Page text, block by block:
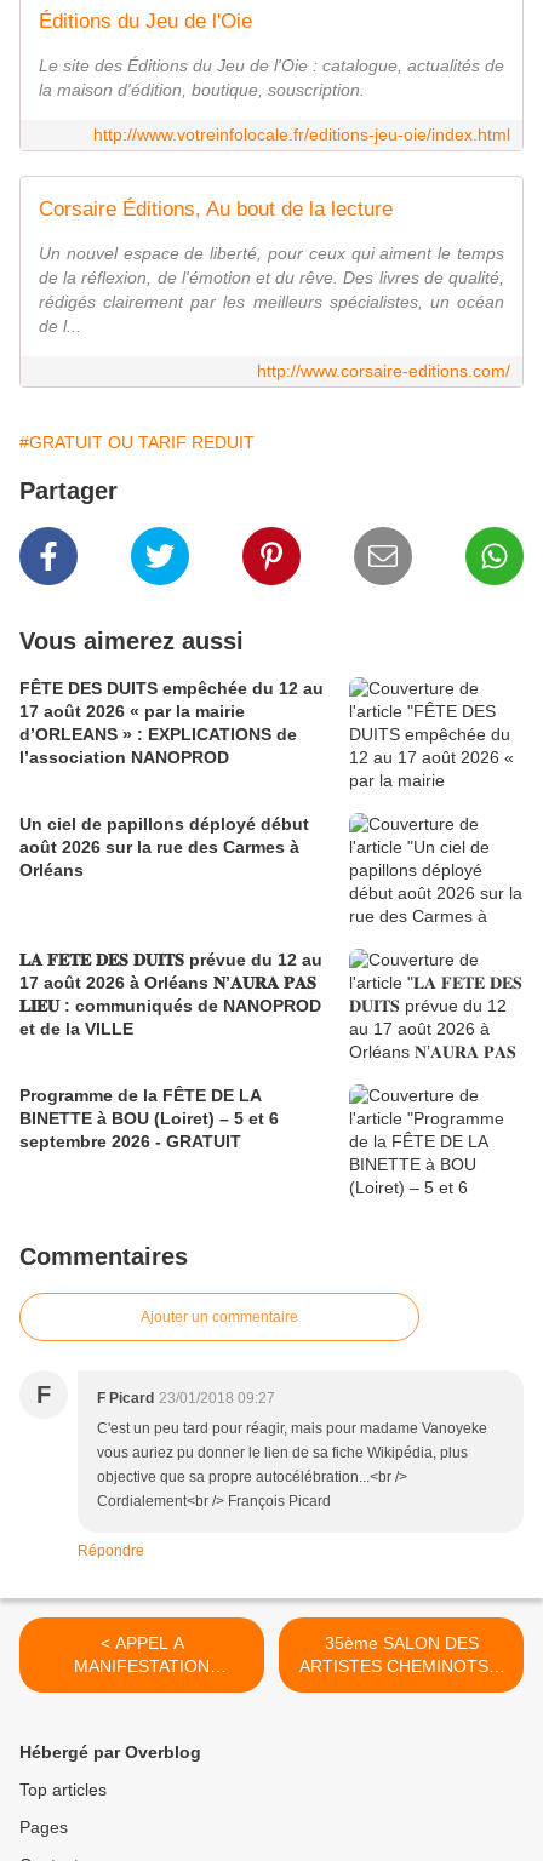
Éditions du Jeu de l'Oie
Le site des Éditions du Jeu de l'Oie : catalogue, actualités de
la maison d'édition, boutique, souscription.
http://www.votreinfolocale.fr/editions-jeu-oie/index.html
Corsaire Éditions, Au bout de la lecture
Un nouvel espace de liberté, pour ceux qui aiment le temps
de la réflexion, de l'émotion et du rêve. Des livres de qualité,
rédigés clairement par les meilleurs spécialistes, un océan
de l...
http://www.corsaire-editions.com/
#GRATUIT OU TARIF REDUIT
Partager
Vous aimerez aussi
FÊTE DES DUITS empêchée du 12 au
17 août 2026 « par la mairie
d’ORLEANS » : EXPLICATIONS de
l’association NANOPROD
Un ciel de papillons déployé début
août 2026 sur la rue des Carmes à
Orléans
𝐋𝐀 𝐅𝐄𝐓𝐄 𝐃𝐄𝐒 𝐃𝐔𝐈𝐓𝐒 prévue du 12 au
17 août 2026 à Orléans 𝐍’𝐀𝐔𝐑𝐀 𝐏𝐀𝐒
𝐋𝐈𝐄𝐔 : communiqués de NANOPROD
et de la VILLE
Programme de la FÊTE DE LA
BINETTE à BOU (Loiret) – 5 et 6
septembre 2026 - GRATUIT
Commentaires
Ajouter un commentaire
F F Picard 23/01/2018 09:27
C'est un peu tard pour réagir, mais pour madame Vanoyeke
vous auriez pu donner le lien de sa fiche Wikipédia, plus
objective que sa propre autocélébration...<br />
Cordialement<br /> François Picard
Répondre
< APPEL A
MANIFESTATION
D’INTÉRÊT...
35ème SALON DES
ARTISTES CHEMINOTS à
la Galerie du château de
Hébergé par Overblog
Top articles
Pages